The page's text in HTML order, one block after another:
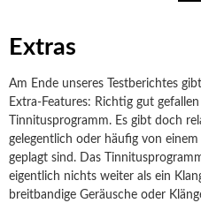
Extras
Am Ende unseres Testberichtes
Extra-Features: Richtig gut
Tinnitusprogramm. Es gibt doch
gelegentlich oder häufig von
geplagt sind. Das
eigentlich nichts weiter als ein
breitbandige Geräusche oder